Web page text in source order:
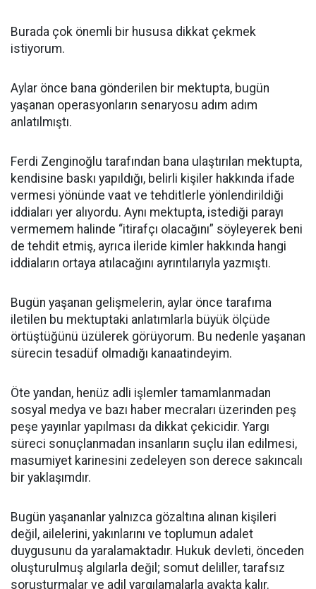
Burada çok önemli bir hususa dikkat çekmek
istiyorum.
Aylar önce bana gönderilen bir mektupta, bugün
yaşanan operasyonların senaryosu adım adım
anlatılmıştı.
Ferdi Zenginoğlu tarafından bana ulaştırılan mektupta,
kendisine baskı yapıldığı, belirli kişiler hakkında ifade
vermesi yönünde vaat ve tehditlerle yönlendirildiği
iddiaları yer alıyordu. Aynı mektupta, istediği parayı
vermemem halinde “itirafçı olacağını” söyleyerek beni
de tehdit etmiş, ayrıca ileride kimler hakkında hangi
iddiaların ortaya atılacağını ayrıntılarıyla yazmıştı.
Bugün yaşanan gelişmelerin, aylar önce tarafıma
iletilen bu mektuptaki anlatımlarla büyük ölçüde
örtüştüğünü üzülerek görüyorum. Bu nedenle yaşanan
sürecin tesadüf olmadığı kanaatindeyim.
Öte yandan, henüz adli işlemler tamamlanmadan
sosyal medya ve bazı haber mecraları üzerinden peş
peşe yayınlar yapılması da dikkat çekicidir. Yargı
süreci sonuçlanmadan insanların suçlu ilan edilmesi,
masumiyet karinesini zedeleyen son derece sakıncalı
bir yaklaşımdır.
Bugün yaşananlar yalnızca gözaltına alınan kişileri
değil, ailelerini, yakınlarını ve toplumun adalet
duygusunu da yaralamaktadır. Hukuk devleti, önceden
oluşturulmuş algılarla değil; somut deliller, tarafsız
soruşturmalar ve adil yargılamalarla ayakta kalır.